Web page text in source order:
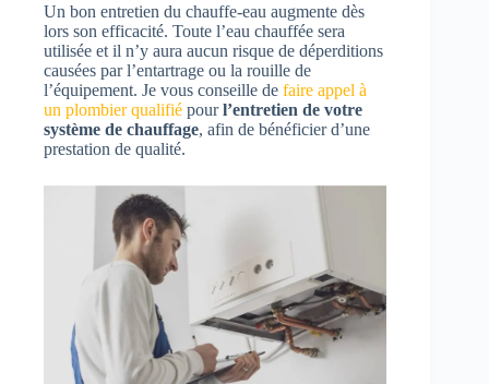
Un bon entretien du chauffe-eau augmente dès
lors son efficacité. Toute l’eau chauffée sera
utilisée et il n’y aura aucun risque de déperditions
causées par l’entartrage ou la rouille de
l’équipement. Je vous conseille de faire appel à
un plombier qualifié pourl’entretien de votre
système de chauffage, afin de bénéficier d’une
prestation de qualité.